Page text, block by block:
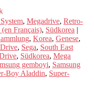
, Megadrive, Retro-
Français), Südkorea |
, Korea, Genese,
, Sega, South East
, Südkorea, Mega
gemboyi, Samsung
Boy Aladdin, Super-